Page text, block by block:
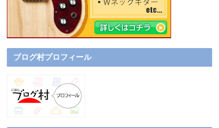
ブログ村プロフィール